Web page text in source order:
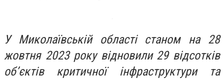
У Миколаївській області станом на 28
жовтня 2023 року відновили 29 відсотків
об’єктів критичної інфраструктури та